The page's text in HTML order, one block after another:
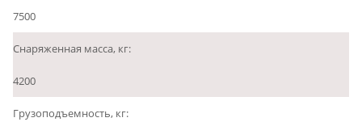
7500
Снаряженная масса, кг:
4200
Грузоподъемность, кг: